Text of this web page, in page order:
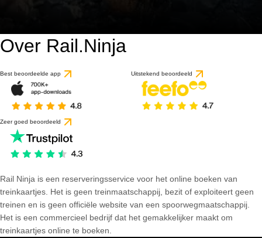
Over Rail.Ninja
Best beoordeelde app Uitstekend beoordeeld
Zeer goed beoordeeld
Rail Ninja is een reserveringsservice voor het online boeken van
treinkaartjes. Het is geen treinmaatschappij, bezit of exploiteert geen
treinen en is geen officiële website van een spoorwegmaatschappij.
Het is een commercieel bedrijf dat het gemakkelijker maakt om
treinkaartjes online te boeken.